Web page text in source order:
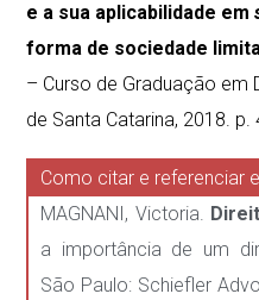
e a sua aplicabilidade em
forma de sociedade
– Curso de Graduação em
de Santa Catarina, 2018. p.
Como citar e referenciar
MAGNANI, Victoria.
a importância de um
São Paulo: Schiefler